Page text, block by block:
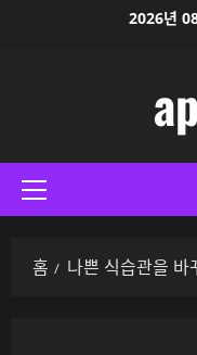
가
2026년
기
본
뉴
홈 나쁜 식습관을 바